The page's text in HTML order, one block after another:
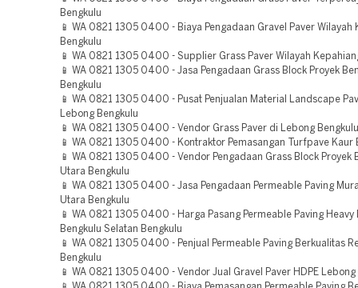
Bengkulu
📱 WA 0821 1305 0400 - Biaya Pengadaan Gravel Paver Wilayah
Bengkulu
📱 WA 0821 1305 0400 - Supplier Grass Paver Wilayah
📱 WA 0821 1305 0400 - Jasa Pengadaan Grass Block Proyek
Bengkulu
📱 WA 0821 1305 0400 - Pusat Penjualan Material Landscape
Lebong Bengkulu
📱 WA 0821 1305 0400 - Vendor Grass Paver di Lebong Bengkulu
📱 WA 0821 1305 0400 - Kontraktor Pemasangan Turfpave Kaur
📱 WA 0821 1305 0400 - Vendor Pengadaan Grass Block Proyek
Utara Bengkulu
📱 WA 0821 1305 0400 - Jasa Pengadaan Permeable Paving
Utara Bengkulu
📱 WA 0821 1305 0400 - Harga Pasang Permeable Paving Heavy
Bengkulu Selatan Bengkulu
📱 WA 0821 1305 0400 - Penjual Permeable Paving Berkualitas
Bengkulu
📱 WA 0821 1305 0400 - Vendor Jual Gravel Paver HDPE Lebong